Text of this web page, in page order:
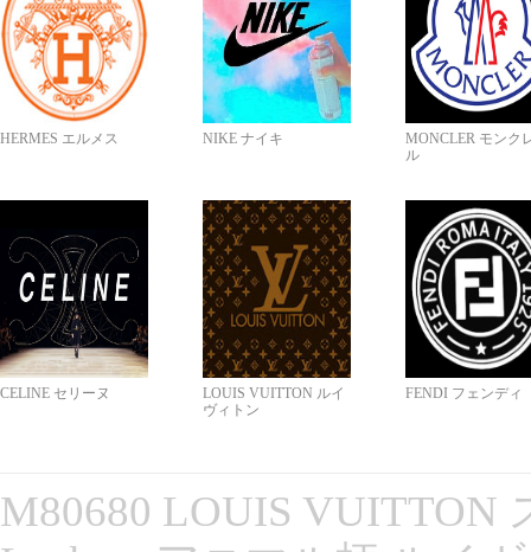
HERMES エルメス NIKE ナイキ
MONCLER モンク
ル
CELINE セリーヌ
LOUIS VUITTON ルイ
ヴィトン
FENDI フェンディ
M80680 LOUIS VUITTON